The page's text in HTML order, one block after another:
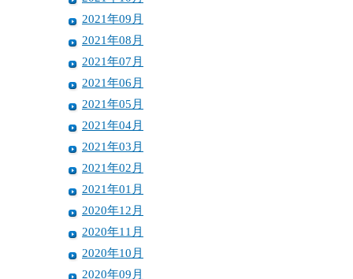
2021年09月
2021年08月
2021年07月
2021年06月
2021年05月
2021年04月
2021年03月
2021年02月
2021年01月
2020年12月
2020年11月
2020年10月
2020年09月